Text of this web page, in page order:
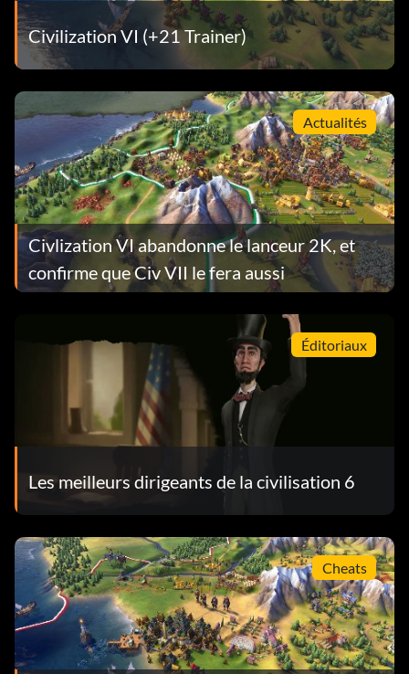
Civilization VI (+21 Trainer)
Actualités
Civlization VI abandonne le lanceur 2K, et
confirme que Civ VII le fera aussi
Éditoriaux
Les meilleurs dirigeants de la civilisation 6
Cheats